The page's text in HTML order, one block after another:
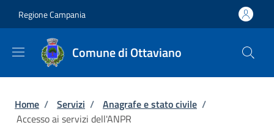
Regione Campania
Comune di Ottaviano
Briciole di pane
Home / Servizi / Anagrafe e stato civile /
Accesso ai servizi dell'ANPR